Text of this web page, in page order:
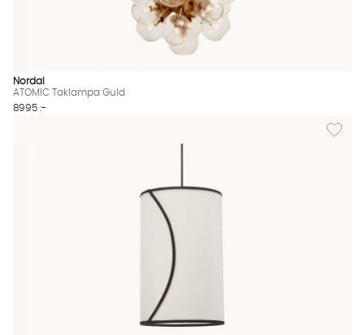
Nordal
ATOMIC Taklampa Guld
8995 :-
Lägg